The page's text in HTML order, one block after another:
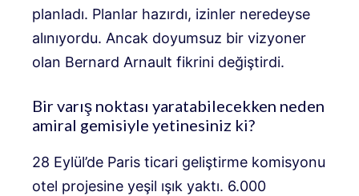
planladı. Planlar hazırdı, izinler neredeyse
alınıyordu. Ancak doyumsuz bir vizyoner
olan Bernard Arnault fikrini değiştirdi.
Bir varış noktası yaratabilecekken neden
amiral gemisiyle yetinesiniz ki?
28 Eylül’de Paris ticari geliştirme komisyonu
otel projesine yeşil ışık yaktı. 6.000